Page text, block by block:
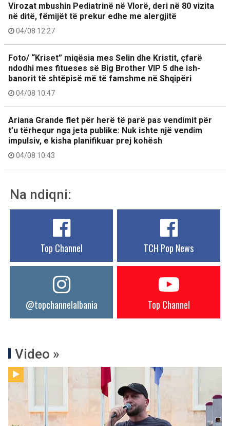
Virozat mbushin Pediatrinë në Vlorë, deri në 80 vizita
në ditë, fëmijët të prekur edhe me alergjitë
04/08 12:27
Foto/ “Kriset” miqësia mes Selin dhe Kristit, çfarë
ndodhi mes fitueses së Big Brother VIP 5 dhe ish-
banorit të shtëpisë më të famshme në Shqipëri
04/08 10:47
Ariana Grande flet për herë të parë pas vendimit për
t’u tërhequr nga jeta publike: Nuk ishte një vendim
impulsiv, e kisha planifikuar prej kohësh
04/08 10:43
Na ndiqni:
Top Channel TCH Pop News
@topchannelalbania Top Channel
Video »